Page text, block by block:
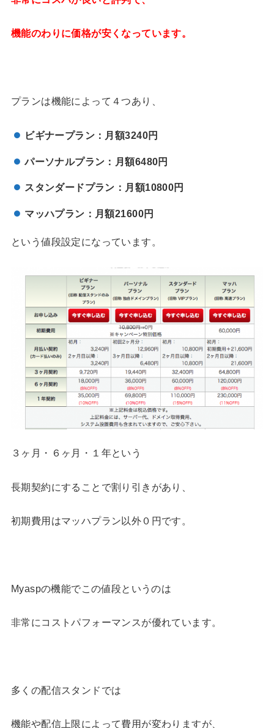
機能のわりに価格が安くなっています。
プランは機能によって４つあり、
ビギナープラン：月額3240円
パーソナルプラン：月額6480円
スタンダードプラン：月額10800円
マッハプラン：月額21600円
という値段設定になっています。
３ヶ月・６ヶ月・１年という
長期契約にすることで割り引きがあり、
初期費用はマッハプラン以外０円です。
Myaspの機能でこの値段というのは
非常にコストパフォーマンスが優れています。
多くの配信スタンドでは
機能や配信上限によって費用が変わりますが、